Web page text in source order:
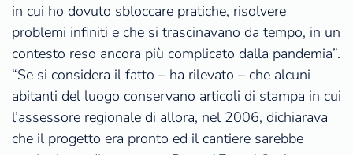
in cui ho dovuto sbloccare pratiche, risolvere
problemi infiniti e che si trascinavano da tempo, in un
contesto reso ancora più complicato dalla pandemia”.
“Se si considera il fatto – ha rilevato – che alcuni
abitanti del luogo conservano articoli di stampa in cui
l’assessore regionale di allora, nel 2006, dichiarava
che il progetto era pronto ed il cantiere sarebbe